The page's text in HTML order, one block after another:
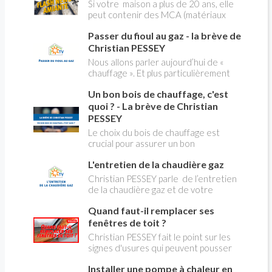
ce qu'il faut savoir sur la nouvelle
modification du système "heures
creuses" qui concerne près de 15
millions de Français !
Si votre maison a plus de 20 ans, elle
peut contenir des MCA (matériaux
panique, on fait le point dans notre
flash news n°3 spéciale Amiante et
ses dangers avec Christian Pessey
Passer du fioul au gaz - la brève de
Christian PESSEY
Nous allons parler aujourd’hui de «
chauffage ». Et plus particulièrement
aborder l’abandon du fioul au profit du
gaz.
Un bon bois de chauffage, c'est
quoi ? - La brève de Christian
PESSEY
Le choix du bois de chauffage est
crucial pour assurer un bon
l'impact environnemental. Mais
comment reconnaître un bois de
qualité ? Plusieurs critères entrent en
jeu : le type d'essence, le taux
d'humidité, la densité et la saison de
coupe.
L'entretien de la chaudière gaz
Christian PESSEY parle de l’entretien
de la chaudière gaz et de votre
avez un système par radiateurs ou un
plancher chauffant, qui sont alimentés
par une chaudière au gaz, vous devez
faire entretenir celle-ci une fois par
an, que vous soyez locataire ou
propriétaire occupant. C’est la même
Quand faut-il remplacer ses
fenêtres de toit ?
Christian PESSEY fait le point sur les
signes d'usures qui peuvent pousser
toit. En remplaçant vos fenêtre de toit
Installer une pompe à chaleur en